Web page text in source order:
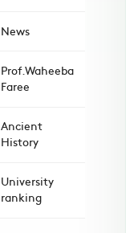
News
Prof.Waheeba
Faree
Ancient
History
University
ranking